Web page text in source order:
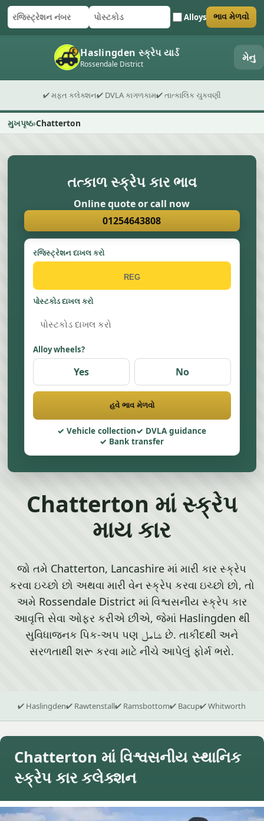
રજિસ્ટ્રેશન નંબર
પોસ્ટકોડ Alloys
ફોર્મ સબમિટ કરો ભાવ મેળવો
Haslingden સ્ક્રેપ યાર્ડ
Rossendale District મેનુ
✔ મફત કલેક્શન✔ DVLA કાગળકામ✔ તાત્કાલિક ચુકવણી
મુખપૃષ્ઠ Chatterton
તત્કાળ સ્ક્રેપ કાર ભાવ
Online quote or call now
01254643808
રજિસ્ટ્રેશન દાખલ કરો
પોસ્ટકોડ દાખલ કરો
Alloy wheels?
Yes No
હવે ભાવ મેળવો
Vehicle collection
DVLA guidance
Bank transfer
Chatterton માં સ્ક્રેપ
માય કાર
જો તમે Chatterton, Lancashire માં મારી કાર સ્ક્રેપ
કરવા ઇચ્છો છો અથવા મારી વેન સ્ક્રેપ કરવા ઇચ્છો છો, તો
અમે Rossendale District માં વિશ્વસનીય સ્ક્રેપ કાર
આવૃત્તિ સેવા ઓફર કરીએ છીએ, જેમાં Haslingden થી
સુવિધાજનક પિક-અપ પણ شامل છે. તાકીદથી અને
સરળતાથી શરૂ કરવા માટે નીચે આપેલું ફોર્મ ભરો.
✔ Haslingden✔ Rawtenstall✔ Ramsbottom✔ Bacup✔ Whitworth
Chatterton માં વિશ્વસનીય સ્થાનિક
સ્ક્રેપ કાર કલેક્શન